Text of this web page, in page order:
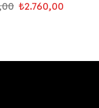
₺2.760,00